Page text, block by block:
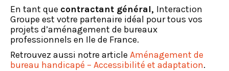
En tant que contractant général, Interaction
Groupe est votre partenaire idéal pour tous vos
projets d’aménagement de bureaux
professionnels en Ile de France.
Retrouvez aussi notre article Aménagement de
bureau handicapé – Accessibilité et adaptation.